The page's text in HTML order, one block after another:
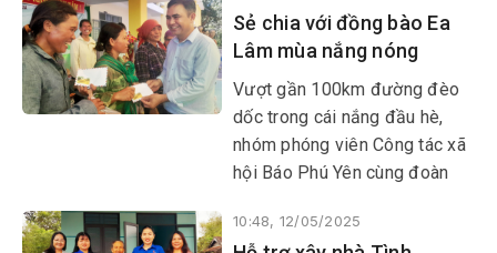
Thật hạnh phúc khi được kết
nối, sẻ chia, mang niềm vui
đến với đồng bào nghèo,
những hoàn cảnh khó khăn,
giúp họ vươn lên trong cuộc
sống, không để ai bị bỏ lại
Sẻ chia với đồng bào Ea
Lâm mùa nắng nóng
​​​​​​​Vượt gần 100km đường đèo
dốc trong cái nắng đầu hè,
nhóm phóng viên Công tác xã
hội Báo Phú Yên cùng đoàn
an tỉnh và các nhóm thiện
10:48, 12/05/2025